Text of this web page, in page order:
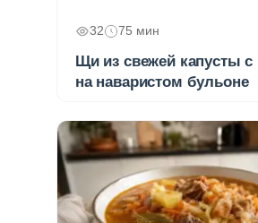
32 75 мин
Щи из свежей капусты с
на наваристом бульоне